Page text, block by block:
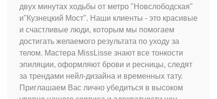
двух минутах ходьбы от метро "Новслободская"
и"Кузнецкий Мост". Наши клиенты - это красивые
и счастливые люди, которым мы помогаем
достигать желаемого результата по уходу за
телом. Мастера MissLisse знают все тонкости
эпиляции, оформляют брови и ресницы, следят
за трендами нейл-дизайна и временных тату.
Приглашаем Вас лично убедиться в высоком